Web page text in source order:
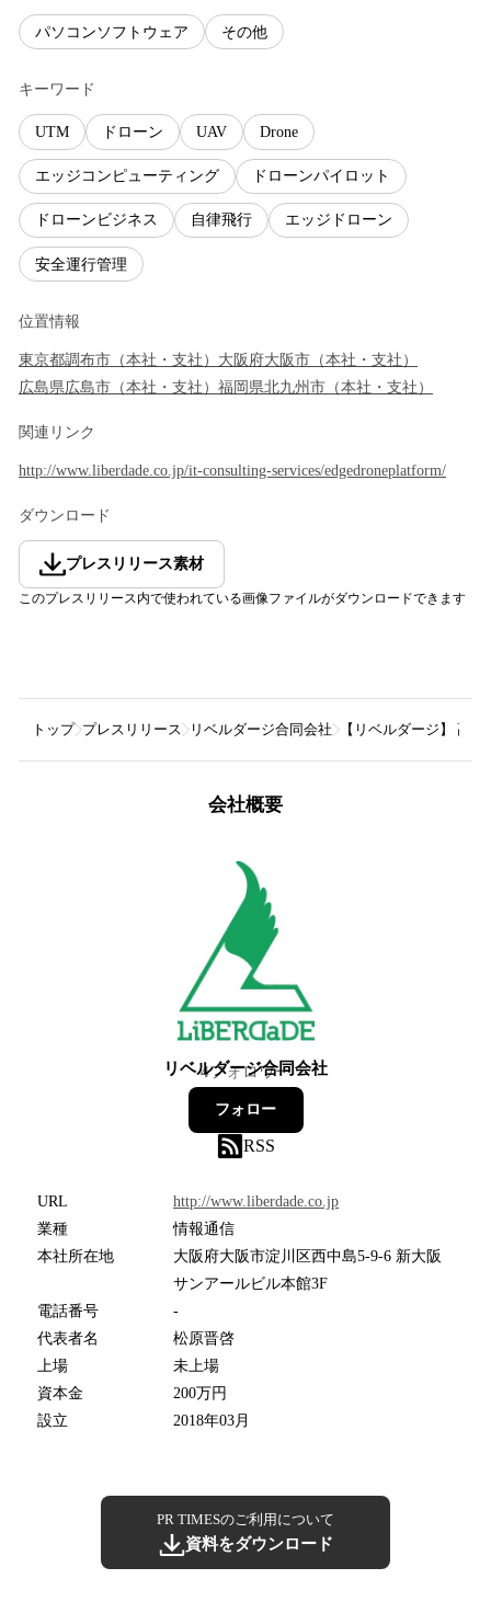
パソコンソフトウェア その他
キーワード
UTM ドローン UAV Drone
エッジコンピューティング ドローンパイロット
ドローンビジネス 自律飛行 エッジドローン
安全運行管理
位置情報
東京都調布市 （本社・支社 ） 大阪府大阪市 （本社・支社 ）
広島県広島市 （本社・支社 ） 福岡県北九州市 （本社・支社 ）
関連リンク
http://www.liberdade.co.jp/it-consulting-services/edgedroneplatform/
ダウンロード
プレスリリース素材
このプレスリリース内で使われている画像ファイルがダウンロードできます
トップ プレスリリース リベルダージ合同会社 【リベルダージ】 高
会社概要
リベルダージ合同会社
4フォロワー
フォロー
RSS
URL
http://www.liberdade.co.jp
業種
情報通信
本社所在地
大阪府大阪市淀川区西中島5-9-6 新大阪
サンアールビル本館3F
電話番号
-
代表者名
松原晋啓
上場
未上場
資本金
200万円
設立
2018年03月
PR TIMESのご利用について
資料をダウンロード